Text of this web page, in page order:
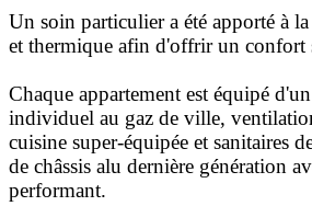
Un soin particulier a été apporté à
et thermique afin d'offrir un confort
Chaque appartement est équipé
individuel au gaz de ville,
cuisine super-équipée et sanitaires
de châssis alu dernière génération
performant.